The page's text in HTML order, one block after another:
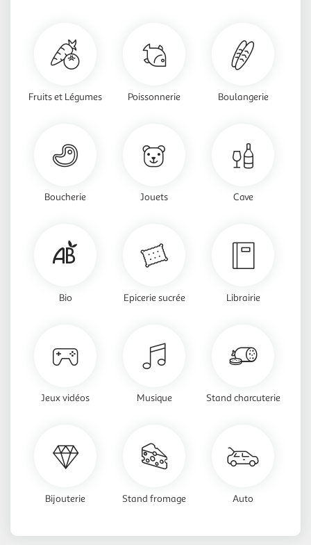
Fruits et Légumes Poissonnerie Boulangerie
Boucherie Jouets Cave
Bio Epicerie sucrée Librairie
Jeux vidéos Musique Stand charcuterie
Bijouterie Stand fromage Auto